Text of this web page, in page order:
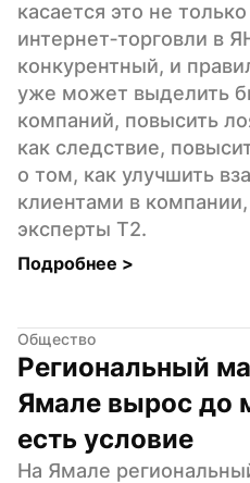
касается это не
интернет‑торговли в
конкурентный, и
уже может выделить
компаний, повысить
как следствие,
о том, как улучшить
клиентами в
эксперты Т2.
Подробнее >
Общество
Региональный
Ямале вырос до
есть условие
На Ямале